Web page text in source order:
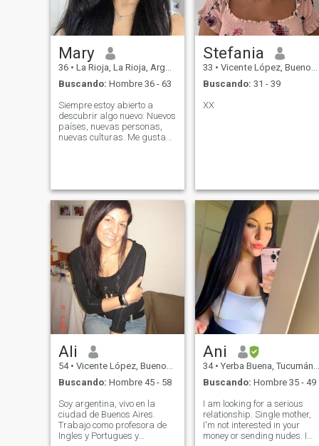
Mary
36 • La Rioja, La Rioja, Argentina
Buscando: Hombre 36 - 63
Siempre estoy abierto a
descubrir algo nuevo: Nuevos
países, nuevas personas,
nuevas culturas. Me gusta
Me gusta el deporte, nadar
en verano en el mar. Me
gusta crear comodidad en el
lugar donde vivo. Amo mucho
a los perros y gatos y ayudo
a las mascotas perdidas y
rechazadas. Me gusta
cocinar y voy a cocinar el
desayuno sabroso y la cena
perfecta para mi futuro
hombre amado!
Stefania
33 • Vicente López, Buenos Aires, Argentina
Buscando: 31 - 39
XX
Ali
54 • Vicente López, Buenos Aires, Argentina
Buscando: Hombre 45 - 58
Soy argentina, vivo en la
ciudad de Buenos Aires.
Trabajo como profesora de
Ingles y Portugues y
Ani
34 • Yerba Buena, Tucumán, Argentina
Buscando: Hombre 35 - 49
I am looking for a serious
relationship. Single mother,
I'm not interested in your
money or sending nudes. I